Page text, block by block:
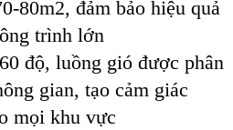
80m2, đảm bảo hiệu quả
trình lớn
độ, luồng gió được phân
gian, tạo cảm giác
mọi khu vực